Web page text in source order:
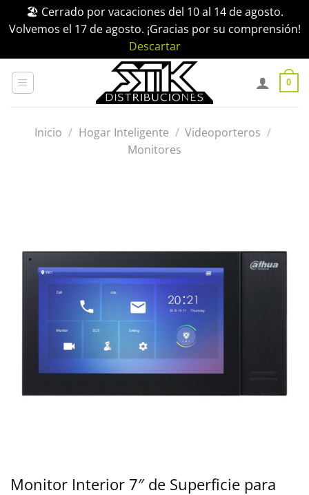
🏖️ Cerrado por vacaciones del 10 al 14 de agosto.
Volvemos el 17 de agosto. ¡Gracias por su comprensión!
Descartar
0
Inicio / Hogar Inteligente / Videoporteros /
Monitores
Monitor Interior 7″ de Superficie para